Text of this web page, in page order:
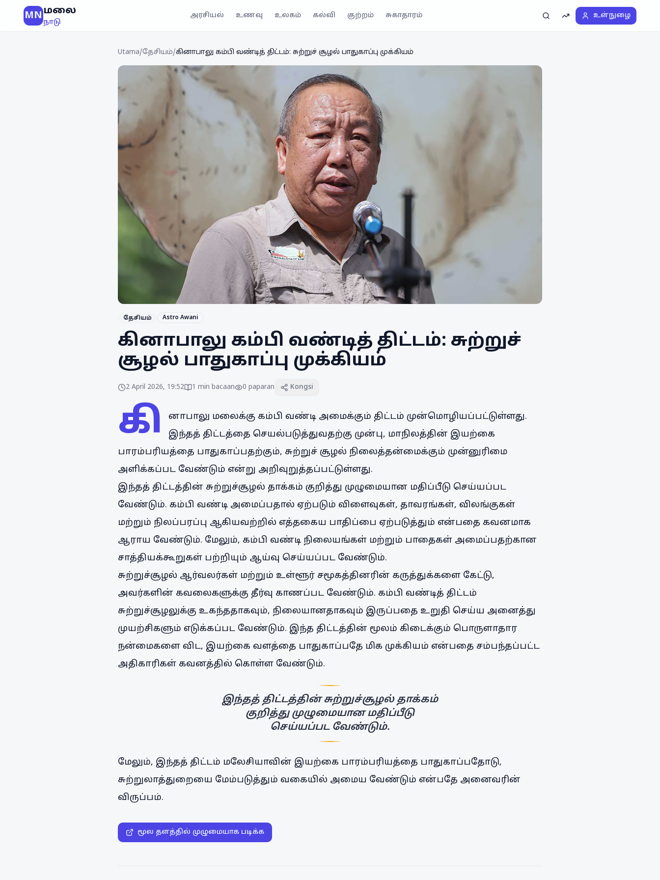
MN மலை
நாடு
அரசியல் உணவு உலகம் கல்வி குற்றம் சுகாதாரம் தேடல்டிரெண்டிங்உள்நுழை
Utama/தேசியம்/கினாபாலு கம்பி வண்டித் திட்டம்: சுற்றுச் சூழல் பாதுகாப்பு முக்கியம்
தேசியம் Astro Awani
கினாபாலு கம்பி வண்டித் திட்டம்: சுற்றுச்
சூழல் பாதுகாப்பு முக்கியம்
2 April 2026, 19:52 1 min bacaan 0 paparan Kongsi
கி
னாபாலு மலைக்கு கம்பி வண்டி அமைக்கும் திட்டம் முன்மொழியப்பட்டுள்ளது.
இந்தத் திட்டத்தை செயல்படுத்துவதற்கு முன்பு, மாநிலத்தின் இயற்கை
பாரம்பரியத்தை பாதுகாப்பதற்கும், சுற்றுச் சூழல் நிலைத்தன்மைக்கும் முன்னுரிமை
அளிக்கப்பட வேண்டும் என்று அறிவுறுத்தப்பட்டுள்ளது.
இந்தத் திட்டத்தின் சுற்றுச்சூழல் தாக்கம் குறித்து முழுமையான மதிப்பீடு செய்யப்பட
வேண்டும். கம்பி வண்டி அமைப்பதால் ஏற்படும் விளைவுகள், தாவரங்கள், விலங்குகள்
மற்றும் நிலப்பரப்பு ஆகியவற்றில் எத்தகைய பாதிப்பை ஏற்படுத்தும் என்பதை கவனமாக
ஆராய வேண்டும். மேலும், கம்பி வண்டி நிலையங்கள் மற்றும் பாதைகள் அமைப்பதற்கான
சாத்தியக்கூறுகள் பற்றியும் ஆய்வு செய்யப்பட வேண்டும்.
சுற்றுச்சூழல் ஆர்வலர்கள் மற்றும் உள்ளூர் சமூகத்தினரின் கருத்துக்களை கேட்டு,
அவர்களின் கவலைகளுக்கு தீர்வு காணப்பட வேண்டும். கம்பி வண்டித் திட்டம்
சுற்றுச்சூழலுக்கு உகந்ததாகவும், நிலையானதாகவும் இருப்பதை உறுதி செய்ய அனைத்து
முயற்சிகளும் எடுக்கப்பட வேண்டும். இந்த திட்டத்தின் மூலம் கிடைக்கும் பொருளாதார
நன்மைகளை விட, இயற்கை வளத்தை பாதுகாப்பதே மிக முக்கியம் என்பதை சம்பந்தப்பட்ட
அதிகாரிகள் கவனத்தில் கொள்ள வேண்டும்.
இந்தத் திட்டத்தின் சுற்றுச்சூழல் தாக்கம்
குறித்து முழுமையான மதிப்பீடு
செய்யப்பட வேண்டும்.
மேலும், இந்தத் திட்டம் மலேசியாவின் இயற்கை பாரம்பரியத்தை பாதுகாப்பதோடு,
சுற்றுலாத்துறையை மேம்படுத்தும் வகையில் அமைய வேண்டும் என்பதே அனைவரின்
விருப்பம்.
மூல தளத்தில் முழுமையாக படிக்க